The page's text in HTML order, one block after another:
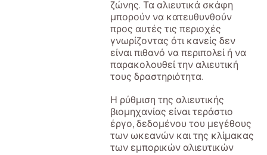
ζώνης. Τα αλιευτικά σκάφη
μπορούν να κατευθυνθούν
προς αυτές τις περιοχές
γνωρίζοντας ότι κανείς δεν
είναι πιθανό να περιπολεί ή να
παρακολουθεί την αλιευτική
τους δραστηριότητα.
Η ρύθμιση της αλιευτικής
βιομηχανίας είναι τεράστιο
έργο, δεδομένου του μεγέθους
των ωκεανών και της κλίμακας
των εμπορικών αλιευτικών